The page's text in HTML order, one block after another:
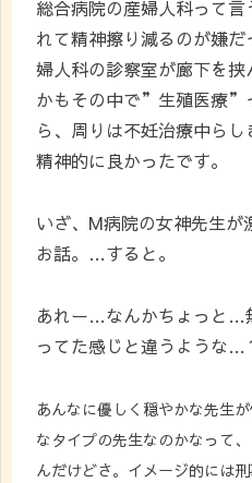
総合病院の産婦人科って
れて精神擦り減るのが嫌
婦人科の診察室が廊下を
かもその中で”生殖医療”
ら、周りは不妊治療中ら
精神的に良かったです。
いざ、M病院の女神先生が
お話。…すると。
あれー…なんかちょっと…
ってた感じと違うような…
あんなに優しく穏やかな先生
なタイプの先生なのかなって
んだけどさ。イメージ的には